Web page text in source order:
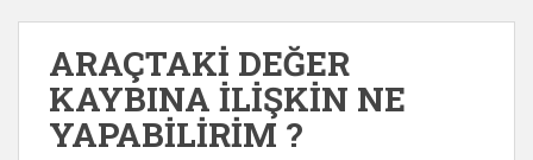
ARAÇTAKİ DEĞER
KAYBINA İLİŞKİN NE
YAPABİLİRİM ?